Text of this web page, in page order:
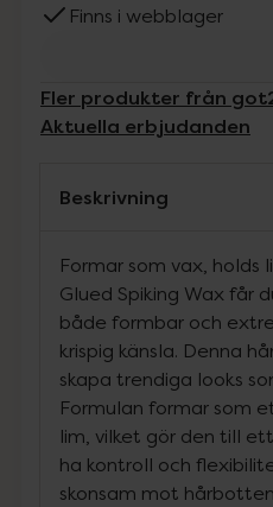
Finns i webblager
Fler produkter från
Aktuella erbjudanden
Beskrivning
Formar som vax, holds
Glued Spiking Wax får
både formbar och
krispig känsla. Denna
skapa trendiga looks
Formulan formar som
lim, vilket gör den till
ha kontroll och
skonsam mot